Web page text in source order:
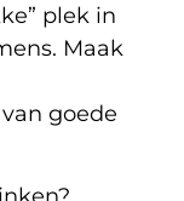
plek in
Maak
goede